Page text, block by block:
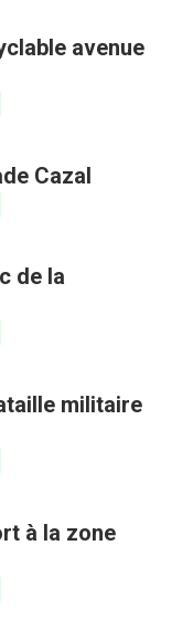
avenue
Cazal
de la
militaire
à la zone